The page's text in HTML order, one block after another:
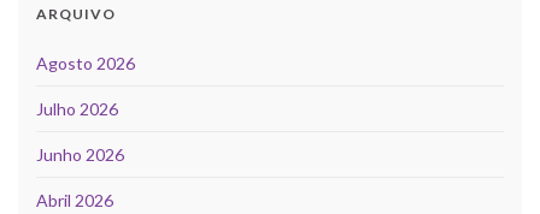
ARQUIVO
Agosto 2026
Julho 2026
Junho 2026
Abril 2026